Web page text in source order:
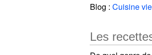
Blog :Cuisine
Les